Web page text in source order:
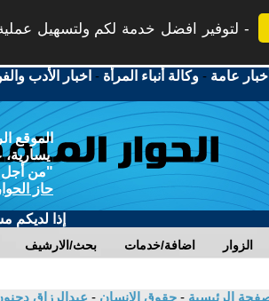
لتوفير افضل خدمة لكم ولتسهيل
أخبار عامة -وكالة أنباء المرأة - اخبار الأدب
الموقع
يسارية،
"من أجل
حاز
إذا لديكم
بحث/الارشيف اضافة/خدمات الزوار
الرئيسية - حقوق الانسان - عبدالرزاق